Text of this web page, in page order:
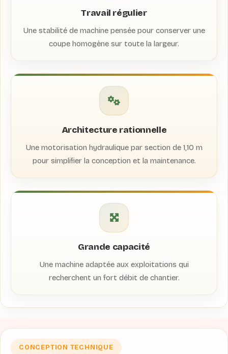
Travail régulier
Une stabilité de machine pensée pour conserver une
coupe homogène sur toute la largeur.
Architecture rationnelle
Une motorisation hydraulique par section de 1,10 m
pour simplifier la conception et la maintenance.
Grande capacité
Une machine adaptée aux exploitations qui
recherchent un fort débit de chantier.
CONCEPTION TECHNIQUE